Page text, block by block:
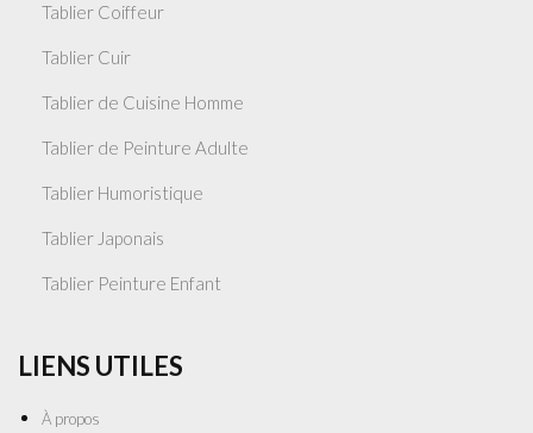
Tablier Coiffeur
Tablier Cuir
Tablier de Cuisine Homme
Tablier de Peinture Adulte
Tablier Humoristique
Tablier Japonais
Tablier Peinture Enfant
LIENS UTILES
À propos